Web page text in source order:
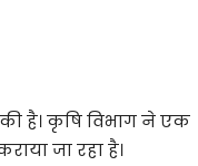
है। कृषि विभाग ने एक
जा रहा है।